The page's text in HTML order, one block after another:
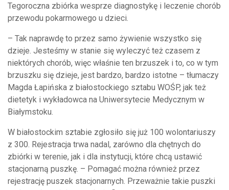
Tegoroczna zbiórka wesprze diagnostykę i leczenie chorób
przewodu pokarmowego u dzieci.
– Tak naprawdę to przez samo żywienie wszystko się
dzieje. Jesteśmy w stanie się wyleczyć też czasem z
niektórych chorób, więc właśnie ten brzuszek i to, co w tym
brzuszku się dzieje, jest bardzo, bardzo istotne – tłumaczy
Magda Łapińska z białostockiego sztabu WOŚP, jak też
dietetyk i wykładowca na Uniwersytecie Medycznym w
Białymstoku.
W białostockim sztabie zgłosiło się już 100 wolontariuszy
z 300. Rejestracja trwa nadal, zarówno dla chętnych do
zbiórki w terenie, jak i dla instytucji, które chcą ustawić
stacjonarną puszkę. – Pomagać można również przez
rejestrację puszek stacjonarnych. Przeważnie takie puszki